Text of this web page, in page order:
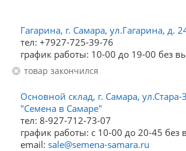
Гагарина, г. Самара, ул.Гагарина, д.
тел: +7927-725-39-76
график работы: 10-00 до 19-00 без
Товар закончился
Основной склад, г. Самара, ул.Стара-
"Семена в Самаре"
тел: 8-927-712-73-07
график работы: с 10-00 до 20-45
email: sale@semena-samara.ru